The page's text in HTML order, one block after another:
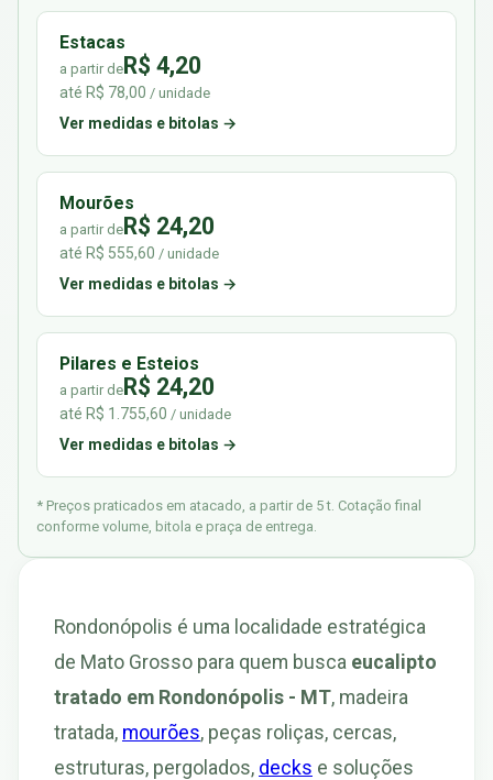
Estacas
a partir deR$ 4,20
até R$ 78,00 / unidade
Ver medidas e bitolas →
Mourões
a partir deR$ 24,20
até R$ 555,60 / unidade
Ver medidas e bitolas →
Pilares e Esteios
a partir deR$ 24,20
até R$ 1.755,60 / unidade
Ver medidas e bitolas →
* Preços praticados em atacado, a partir de 5 t. Cotação final
conforme volume, bitola e praça de entrega.
Rondonópolis é uma localidade estratégica
de Mato Grosso para quem busca eucalipto
tratado em Rondonópolis - MT, madeira
tratada, mourões, peças roliças, cercas,
estruturas, pergolados, decks e soluções